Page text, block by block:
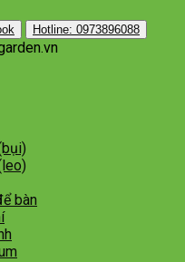
Hotline: 0973896088
bàn